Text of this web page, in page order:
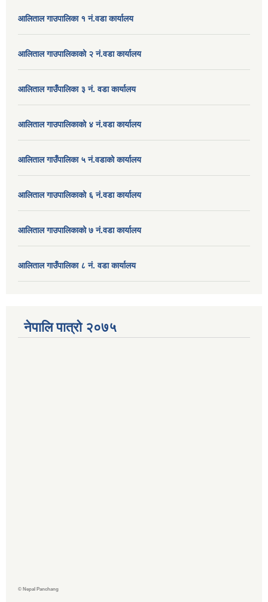
आलिताल गाउपालिका १ नं.वडा कार्यालय
आलिताल गाउपालिकाको २ नं.वडा कार्यालय
आलिताल गाउँपालिका ३ नं. वडा कार्यालय
आलिताल गाउपालिकाको ४ नं.वडा कार्यालय
आलिताल गाउँपालिका ५ नं.वडाको कार्यालय
आलिताल गाउपालिकाको ६ नं.वडा कार्यालय
आलिताल गाउपालिकाको ७ नं.वडा कार्यालय
आलिताल गाउँपालिका ८ नं. वडा कार्यालय
नेपालि पात्रो २०७५
© Nepal Panchang